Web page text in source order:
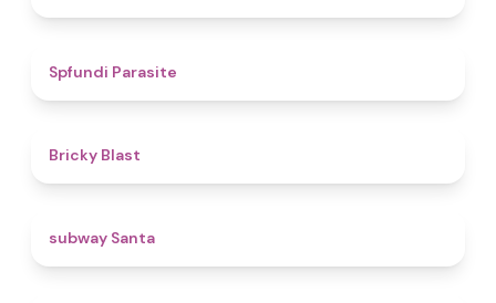
Spfundi Parasite
Bricky Blast
subway Santa